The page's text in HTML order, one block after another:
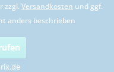
zzgl. Versandkosten und ggf.
anders beschrieben